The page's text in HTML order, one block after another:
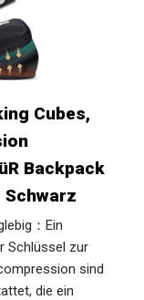
Cubes,
Backpack
Schwarz
：Ein
Schlüssel zur
sind
die ein